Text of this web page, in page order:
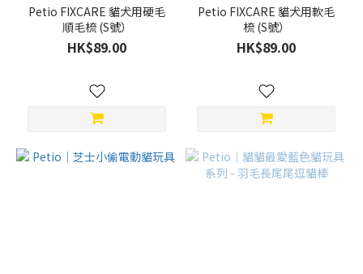
Petio FIXCARE 貓犬用硬毛
順毛梳 (S號）
HK$89.00
Petio FIXCARE 貓犬用軟毛
梳 (S號）
HK$89.00